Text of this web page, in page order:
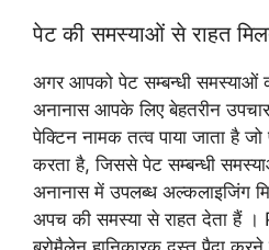
पेट की समस्याओं से राहत
अगर आपको पेट सम्बन्धी समस्याओं
अनानास आपके लिए बेहतरीन
पेक्टिन नामक तत्व पाया जाता है जो
करता है, जिससे पेट सम्बन्धी
अनानास में उपलब्ध अल्कलाइजिंग
अपच की समस्या से राहत देता हैं